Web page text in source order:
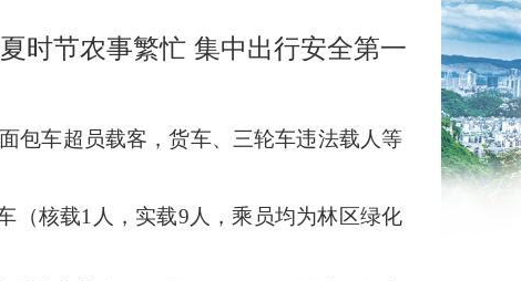
时节农事繁忙 集中出行安全第一
包车超员载客，货车、三轮车违法载人等
（核载1人，实载9人，乘员均为林区绿化